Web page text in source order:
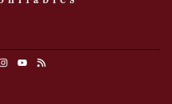
Instagram